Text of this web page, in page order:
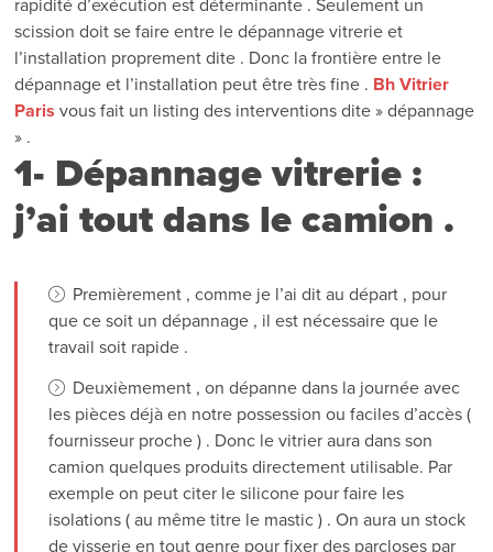
rapidité d’exécution est déterminante . Seulement un
scission doit se faire entre le dépannage vitrerie et
l’installation proprement dite . Donc la frontière entre le
dépannage et l’installation peut être très fine . Bh Vitrier
Paris vous fait un listing des interventions dite » dépannage
» .
1- Dépannage vitrerie :
j’ai tout dans le camion .
Premièrement , comme je l’ai dit au départ , pour
que ce soit un dépannage , il est nécessaire que le
travail soit rapide .
Deuxièmement , on dépanne dans la journée avec
les pièces déjà en notre possession ou faciles d’accès (
fournisseur proche ) . Donc le vitrier aura dans son
camion quelques produits directement utilisable. Par
exemple on peut citer le silicone pour faire les
isolations ( au même titre le mastic ) . On aura un stock
de visserie en tout genre pour fixer des parcloses par